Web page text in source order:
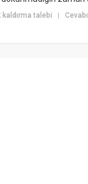
kaldırma talebi |